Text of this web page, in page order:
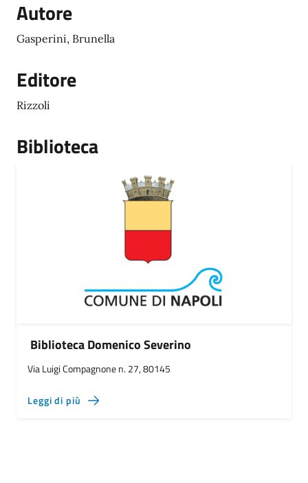
Autore
Gasperini, Brunella
Editore
Rizzoli
Biblioteca
Biblioteca Domenico Severino
Via Luigi Compagnone n. 27, 80145
Leggi di più